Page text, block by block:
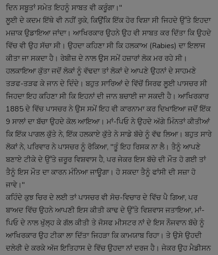
ਦਿਨ ਸਬੂਤਾਂ ਸਮੇਤ ਇਹਨੂੰ ਸਾਬਤ ਵੀ ਕਰੂੰਗਾ।"
ਲੂਈ ਦੇ ਕਦਮ ਇੱਥੇ ਵੀ ਨਹੀਂ ਰੁਕੇ, ਕਿਉਂਕਿ ਇੱਕ ਹੋਰ ਵਿਸ਼ਾ ਸੀ ਜਿਹਦੇ ਉੱਤੇ ਇਹਦਾ
ਮਜ਼ਾਕ ਉਡਾਇਆ ਜਾਂਦਾ। ਆਖਿਰਕਾਰ ਉਹਨੇ ਉਹ ਵੀ ਸਾਬਤ ਕਰ ਦਿੱਤਾ ਕਿ ਉਹਦੇ
ਵਿੱਚ ਵੀ ਉਹ ਸੱਚਾ ਸੀ। ਉਹਦਾ ਕਹਿਣਾ ਸੀ ਕਿ ਹਲਕਾਅ (Rabies) ਦਾ ਇਲਾਜ
ਕੀਤਾ ਜਾ ਸਕਦਾ ਹੈ। ਰੇਬੀਜ਼ ਦੇ ਨਾਲ ਉਸ ਸਮੇਂ ਹਜ਼ਾਰਾਂ ਲੋਕ ਮਰ ਰਹੇ ਸੀ।
ਹਲਕਾਇਆ ਕੁੱਤਾ ਜਦੋਂ ਲੋਕਾਂ ਨੂੰ ਵੱਢਦਾ ਤਾਂ ਲੋਕਾਂ ਦੇ ਆਪਣੇ ਉਹਨਾਂ ਦੇ ਸਾਹਮਣੇ
ਤੜਫ-ਤੜਫ ਕੇ ਜਾਨ ਦੇ ਦਿੰਦੇ। ਬਹੁਤ ਸਾਰਿਆਂ ਦੇ ਵਿੱਚੋਂ ਸਿਰਫ ਲੂਈ ਪਾਸਚਰ ਸੀ
ਜਿਹਦਾ ਇਹ ਕਹਿਣਾ ਸੀ ਕਿ ਇਹਨਾਂ ਦੀ ਜਾਨ ਬਚਾਈ ਜਾ ਸਕਦੀ ਹੈ। ਆਖਿਰਕਾਰ
1885 ਦੇ ਵਿੱਚ ਪਾਸਚਰ ਨੇ ਉਸ ਸਮੇਂ ਇਹ ਵੀ ਕਾਰਨਾਮਾ ਕਰ ਦਿਖਾਇਆ ਜਦੋਂ ਇੱਕ
9 ਸਾਲਾਂ ਦਾ ਬੱਚਾ ਉਹਦੇ ਕੋਲ ਆਇਆ। ਮਾਂ-ਪਿਓ ਨੇ ਉਹਦੇ ਅੱਗੇ ਮਿੰਨਤਾਂ ਕੀਤੀਆਂ
ਕਿ ਇੱਕ ਪਾਗਲ ਕੁੱਤੇ ਨੇ, ਇੱਕ ਹਲਕਾਏ ਕੁੱਤੇ ਨੇ ਸਾਡੇ ਬੱਚੇ ਨੂੰ ਵੱਢ ਲਿਆ। ਬਹੁਤ ਸਾਰੇ
ਲੋਕਾਂ ਨੇ, ਪਰਿਵਾਰ ਨੇ ਪਾਸਚਰ ਨੂੰ ਰੋਕਿਆ, "ਤੂੰ ਇਹ ਰਿਸਕ ਨਾ ਲੈ। ਤੈਨੂੰ ਆਪਣੇ
ਬਣਾਏ ਟੀਕੇ ਦੇ ਉੱਤੇ ਜ਼ਰੂਰ ਵਿਸ਼ਵਾਸ ਹੈ, ਪਰ ਜੇਕਰ ਇਸ ਬੱਚੇ ਦੀ ਮੌਤ ਹੋ ਗਈ ਤਾਂ
ਤੈਨੂੰ ਇਸ ਮੌਤ ਦਾ ਕਾਰਨ ਮੰਨਿਆ ਜਾਊਗਾ। ਹੋ ਸਕਦਾ ਤੈਨੂੰ ਫਾਂਸੀ ਦੀ ਸਜ਼ਾ ਹੋ
ਜਾਵੇ।"
ਕਹਿੰਦੇ ਕੁਝ ਚਿਰ ਦੇ ਲਈ ਤਾਂ ਪਾਸਚਰ ਵੀ ਸੋਚ-ਵਿਚਾਰ ਦੇ ਵਿੱਚ ਪੈ ਗਿਆ, ਪਰ
ਬਾਅਦ ਵਿੱਚ ਉਹਨੇ ਆਪਣੀ ਇਸ ਕੀਤੀ ਕਾਢ ਦੇ ਉੱਤੇ ਵਿਸ਼ਵਾਸ ਜਤਾਇਆ, ਮਾਂ-
ਪਿਓ ਦੇ ਨਾਲ ਖੁੱਲ੍ਹ ਕੇ ਗੱਲ ਕੀਤੀ ਤੇ ਜੋਸਫ ਮੀਸਟਰ ਨਾਂ ਦੇ ਇਸ ਨੌਜਵਾਨ ਬੱਚੇ ਨੂੰ
ਆਖਿਰਕਾਰ ਉਹ ਟੀਕਾ ਲਾ ਦਿੱਤਾ ਜਿਹੜਾ ਕਿ ਕਾਮਯਾਬ ਰਿਹਾ। ਤੇ ਉਸੇ ਉਹਦੀ
ਦਲੇਰੀ ਦੇ ਕਰਕੇ ਅੱਜ ਇਤਿਹਾਸ ਦੇ ਵਿੱਚ ਉਹਦਾ ਨਾਂ ਦਰਜ ਹੈ। ਜੇਕਰ ਉਹ ਮੈਡੀਸਨ